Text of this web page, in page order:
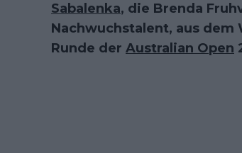
Sabalenka, die Brenda
Nachwuchstalent, aus
Runde der Australian Open